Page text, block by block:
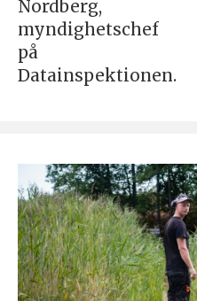
Nordberg,
myndighetschef
på
Datainspektionen.